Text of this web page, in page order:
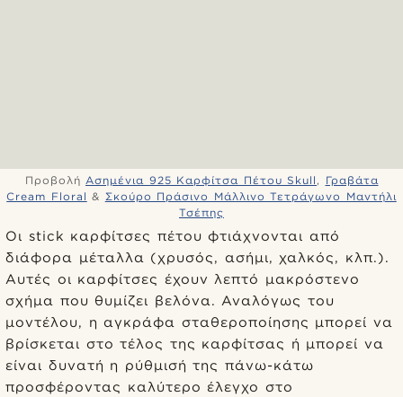
Προβολή Ασημένια 925 Καρφίτσα Πέτου Skull , Γραβάτα
Cream Floral & Σκούρο Πράσινο Μάλλινο Τετράγωνο Μαντήλι
Τσέπης
Οι stick καρφίτσες πέτου φτιάχνονται από
διάφορα μέταλλα (χρυσός, ασήμι, χαλκός, κλπ.).
Αυτές οι καρφίτσες έχουν λεπτό μακρόστενο
σχήμα που θυμίζει βελόνα. Αναλόγως του
μοντέλου, η αγκράφα σταθεροποίησης μπορεί να
βρίσκεται στο τέλος της καρφίτσας ή μπορεί να
είναι δυνατή η ρύθμισή της πάνω-κάτω
προσφέροντας καλύτερο έλεγχο στο